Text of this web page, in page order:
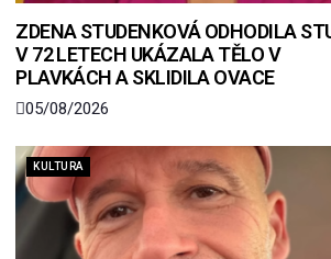
ZDENA STUDENKOVÁ ODHODILA
V 72 LETECH UKÁZALA TĚLO V
PLAVKÁCH A SKLIDILA OVACE
05/08/2026
KULTURA